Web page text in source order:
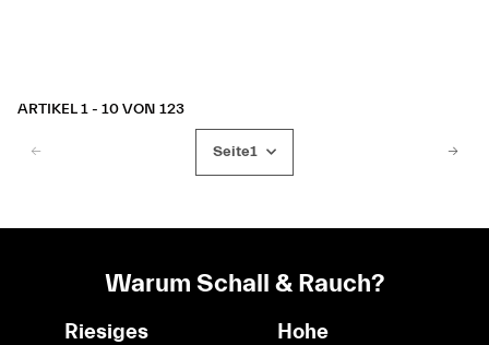
ARTIKEL 1 - 10 VON 123
Seite1
Warum Schall & Rauch?
Riesiges
Hohe